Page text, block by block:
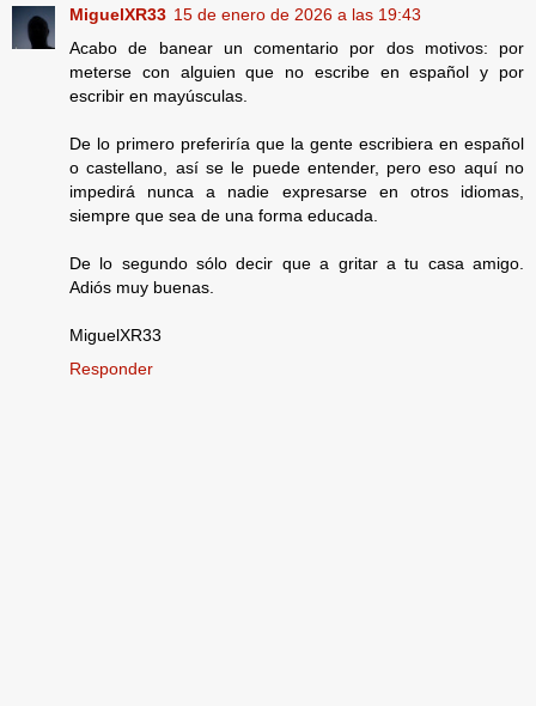
MiguelXR33 15 de enero de 2026 a las 19:43
Acabo de banear un comentario por dos motivos: por
meterse con alguien que no escribe en español y por
escribir en mayúsculas.
De lo primero preferiría que la gente escribiera en español
o castellano, así se le puede entender, pero eso aquí no
impedirá nunca a nadie expresarse en otros idiomas,
siempre que sea de una forma educada.
De lo segundo sólo decir que a gritar a tu casa amigo.
Adiós muy buenas.
MiguelXR33
Responder